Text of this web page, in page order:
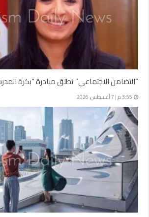
“التضامن الاجتماعي” تطلق مبادرة “بكرة
3:55 م | 7 أغسطس، 2026